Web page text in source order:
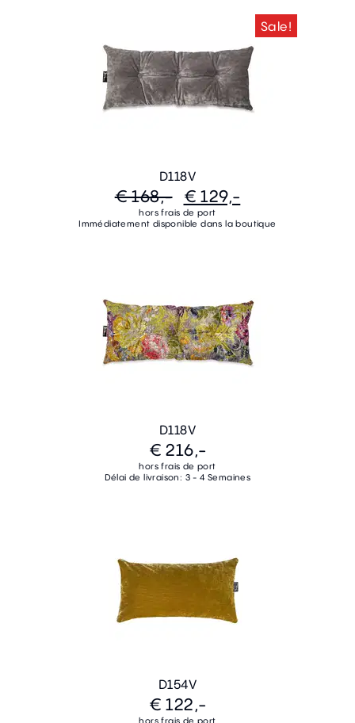
Sale!
D118V
€ 168,- € 129,-
hors frais de port
Immédiatement disponible dans la boutique
D118V
€ 216,-
hors frais de port
Délai de livraison: 3 - 4 Semaines
D154V
€ 122,-
hors frais de port